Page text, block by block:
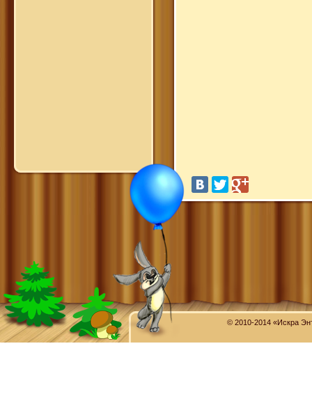
© 2010-2014 «Искра